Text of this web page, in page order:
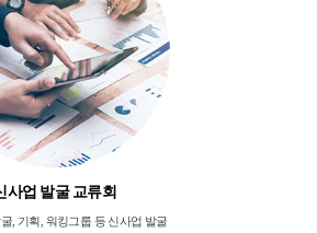
사업 발굴 교류회
, 기획, 워킹그룹 등 신사업 발굴